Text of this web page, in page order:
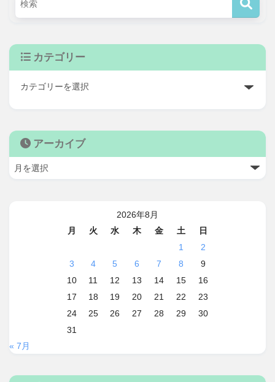
カテゴリー
アーカイブ
2026年8月
月
火 水 木 金 土
日
1
2
3
4 5 6 7 8
9
10
11 12 13 14 15
16
17
18 19 20 21 22
23
24
25 26 27 28 29
30
31
« 7月